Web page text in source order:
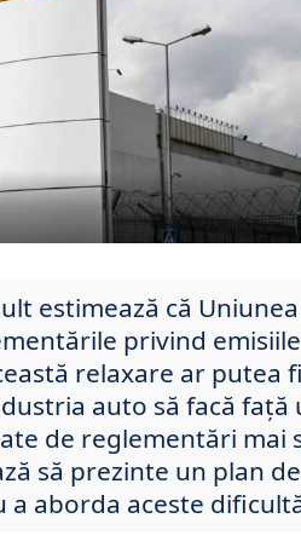
estimează că Uniunea
privind
relaxare ar putea fi
auto să facă față
de reglementări mai
să prezinte un plan de
aborda aceste